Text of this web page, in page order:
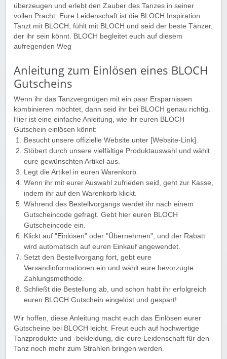
überzeugen und erlebt den Zauber des Tanzes in seiner
vollen Pracht. Eure Leidenschaft ist die BLOCH Inspiration.
Tanzt mit BLOCH, fühlt mit BLOCH und seid der beste Tänzer,
der ihr sein könnt. BLOCH begleitet euch auf diesem
aufregenden Weg
Anleitung zum Einlösen eines BLOCH
Gutscheins
Wenn ihr das Tanzvergnügen mit ein paar Ersparnissen
kombinieren möchtet, dann seid ihr bei BLOCH genau richtig.
Hier ist eine einfache Anleitung, wie ihr euren BLOCH
Gutschein einlösen könnt:
Besucht unsere offizielle Website unter [Website-Link].
Stöbert durch unsere vielfältige Produktauswahl und wählt
eure gewünschten Artikel aus.
Legt die Artikel in euren Warenkorb.
Wenn ihr mit eurer Auswahl zufrieden seid, geht zur Kasse,
indem ihr auf den Warenkorb klickt.
Während des Bestellvorgangs werdet ihr nach einem
Gutscheincode gefragt. Gebt hier euren BLOCH
Gutscheincode ein.
Klickt auf "Einlösen" oder "Übernehmen", und der Rabatt
wird automatisch auf euren Einkauf angewendet.
Setzt den Bestellvorgang fort, gebt eure
Versandinformationen ein und wählt eure bevorzugte
Zahlungsmethode.
Schließt die Bestellung ab, und schon habt ihr erfolgreich
euren BLOCH Gutschein eingelöst und gespart!
Wir hoffen, diese Anleitung macht euch das Einlösen eurer
Gutscheine bei BLOCH leicht. Freut euch auf hochwertige
Tanzprodukte und -bekleidung, die eure Leidenschaft für den
Tanz noch mehr zum Strahlen bringen werden.